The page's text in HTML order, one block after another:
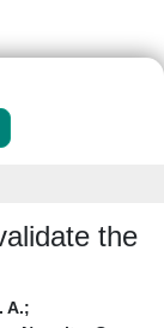
the
A.;